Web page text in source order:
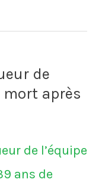
de
mort après